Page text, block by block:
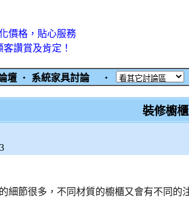
價格，貼心服務
讚賞及肯定！
壇 ‧ 系統家具討論 ‧
裝修櫥
細節很多，不同材質的櫥櫃又會有不同的